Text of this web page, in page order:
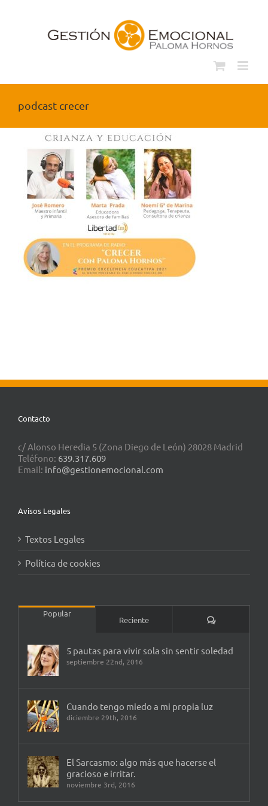
podcast crecer
Contacto
c/ Alonso Heredia 5 (Zona Diego de León) 28028 Madrid
Teléfono: 639.317.609
Email: info@gestionemocional.com
Avisos Legales
Textos Legales
Política de cookies
Popular
Reciente Comentarios
5 pautas para vivir sola sin sentir soledad
septiembre 22nd, 2016
Cuando tengo miedo a mi propia luz
diciembre 29th, 2016
El Sarcasmo: algo más que hacerse el
gracioso e irritar.
noviembre 3rd, 2016